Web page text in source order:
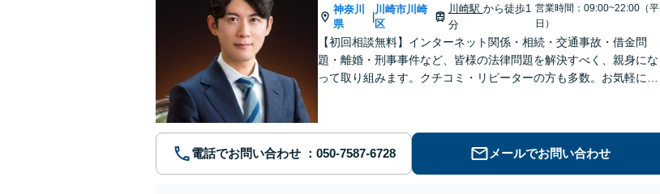
神奈川
県
川崎市川崎
区
川崎駅 から徒歩1
分
営業時間：09:00~22:00（平
日）
【初回相談無料】インターネット関係・相続・交通事故・借金問
題・離婚・刑事事件など、皆様の法律問題を解決すべく、親身にな
って取り組みます。クチコミ・リピーターの方も多数。お気軽にお
電話でお問い合わせ メールでお問い合わせ